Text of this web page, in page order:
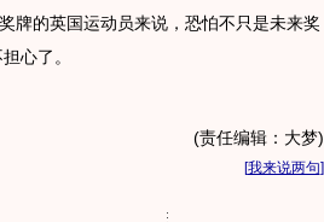
牌的英国运动员来说，恐怕不只是未来奖
心了。
(责任编辑：大梦)
[我来说两句]